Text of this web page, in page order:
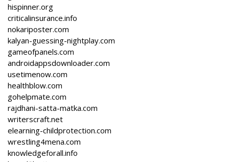
hispinner.org
criticalinsurance.info
nokariposter.com
kalyan-guessing-nightplay.com
gameofpanels.com
androidappsdownloader.com
usetimenow.com
healthblow.com
gohelpmate.com
rajdhani-satta-matka.com
writerscraft.net
elearning-childprotection.com
wrestling4mena.com
knowledgeforall.info